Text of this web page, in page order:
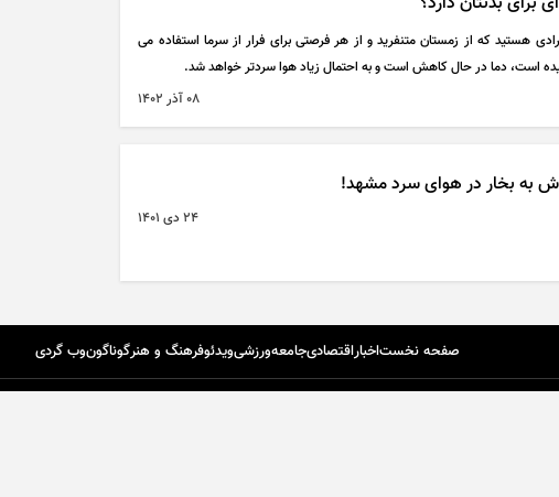
هستید که از زمستان متنفرید و از هر فرصتی برای فرار از سرما استفاده می
است، دما در حال کاهش است و به احتمال زیاد هوا سردتر خواهد شد.
۰۸ آذر ۱۴۰۲
به بخار در هوای سرد مشهد!
۲۴ دی ۱۴۰۱
صفحه نخستاخباراقتصادیجامعهورزشیویدئوفرهنگ و هنرگوناگونوب گردی